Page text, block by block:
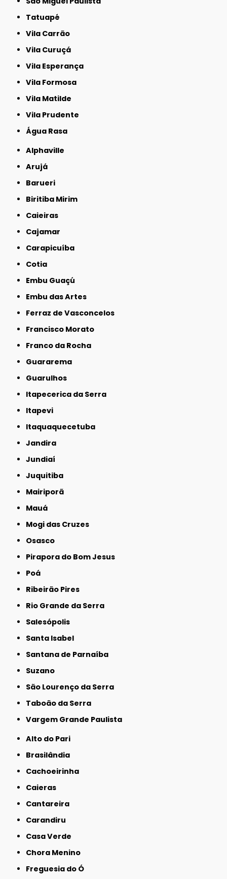
Tatuapé
Vila Carrão
Vila Curuçá
Vila Esperança
Vila Formosa
Vila Matilde
Vila Prudente
Água Rasa
Alphaville
Arujá
Barueri
Biritiba Mirim
Caieiras
Cajamar
Carapicuíba
Cotia
Embu Guaçú
Embu das Artes
Ferraz de Vasconcelos
Francisco Morato
Franco da Rocha
Guararema
Guarulhos
Itapecerica da Serra
Itapevi
Itaquaquecetuba
Jandira
Jundiaí
Juquitiba
Mairiporã
Mauá
Mogi das Cruzes
Osasco
Pirapora do Bom Jesus
Poá
Ribeirão Pires
Rio Grande da Serra
Salesópolis
Santa Isabel
Santana de Parnaíba
Suzano
São Lourenço da Serra
Taboão da Serra
Vargem Grande Paulista
Alto do Pari
Brasilândia
Cachoeirinha
Caieras
Cantareira
Carandiru
Casa Verde
Chora Menino
Freguesia do Ó